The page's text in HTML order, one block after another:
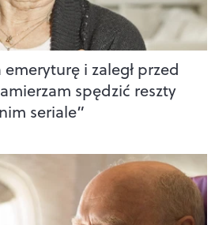
emeryturę i zaległ przed
spędzić reszty
seriale”